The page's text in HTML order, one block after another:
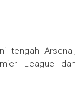
tengah Arsenal,
League dan